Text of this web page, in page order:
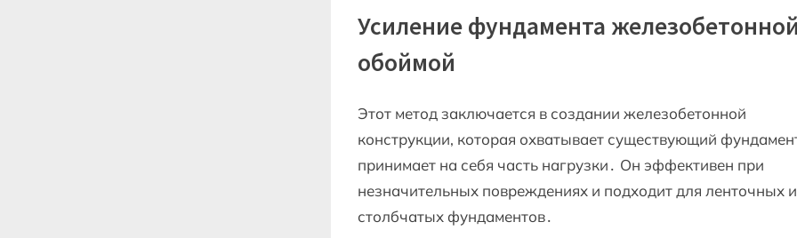
Усиление фундамента
обоймой
Этот метод заключается в создании железобетонной
конструкции, которая охватывает существующий
принимает на себя часть нагрузки․ Он эффективен при
незначительных повреждениях и подходит для ленточных и
столбчатых фундаментов․